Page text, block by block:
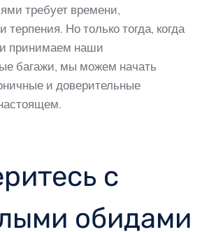
требует времени,
терпения. Но только тогда, когда
принимаем наши
багажи, мы можем начать
и доверительные
с
обидами